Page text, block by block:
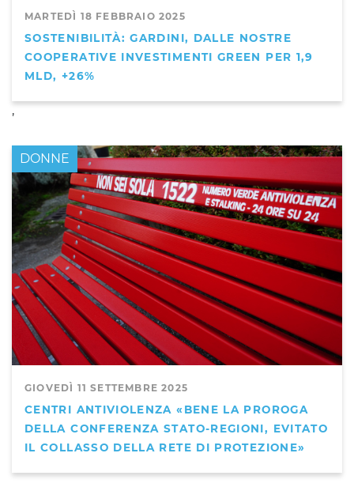
MARTEDÌ 18 FEBBRAIO 2025
SOSTENIBILITÀ: GARDINI, DALLE NOSTRE
COOPERATIVE INVESTIMENTI GREEN PER 1,9
MLD, +26%
,
GIOVEDÌ 11 SETTEMBRE 2025
CENTRI ANTIVIOLENZA «BENE LA PROROGA
DELLA CONFERENZA STATO-REGIONI, EVITATO
IL COLLASSO DELLA RETE DI PROTEZIONE»
DONNE